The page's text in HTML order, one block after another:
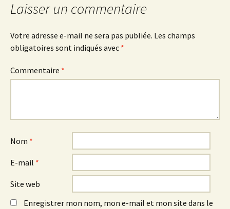
Laisser un commentaire
Votre adresse e-mail ne sera pas publiée. Les champs
obligatoires sont indiqués avec *
Commentaire *
Nom *
E-mail *
Site web
Enregistrer mon nom, mon e-mail et mon site dans le